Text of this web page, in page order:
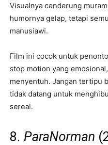
Visualnya cenderung
humornya gelap, tetapi
manusiawi.
Film ini cocok untuk
stop motion yang
menyentuh. Jangan tertipu
tidak datang untuk
sereal.
8. ParaNorman